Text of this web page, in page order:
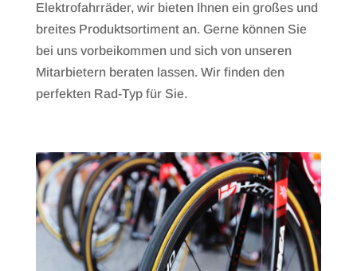
Elektrofahrräder, wir bieten Ihnen ein großes und
breites Produktsortiment an. Gerne können Sie
bei uns vorbeikommen und sich von unseren
Mitarbietern beraten lassen. Wir finden den
perfekten Rad-Typ für Sie.